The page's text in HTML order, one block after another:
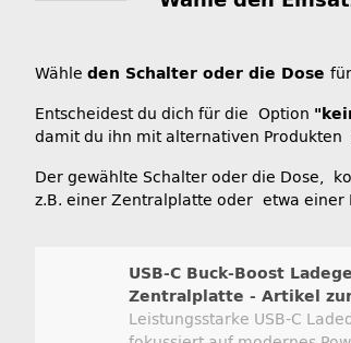
Wähle den Schalter oder die Dose
Entscheidest du dich für die Option
damit du ihn mit alternativen Produkten
Der gewählte Schalter oder die Dose,
z.B. einer Zentralplatte oder etwa einer
USB-C Buck-Boost
Zentralplatte - Artikel
Leistungsstarke USB-C